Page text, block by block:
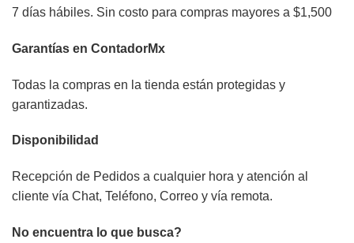
7 días hábiles. Sin costo para compras mayores a $1,500
Garantías en ContadorMx
Todas la compras en la tienda están protegidas y
garantizadas.
Disponibilidad
Recepción de Pedidos a cualquier hora y atención al
cliente vía Chat, Teléfono, Correo y vía remota.
No encuentra lo que busca?